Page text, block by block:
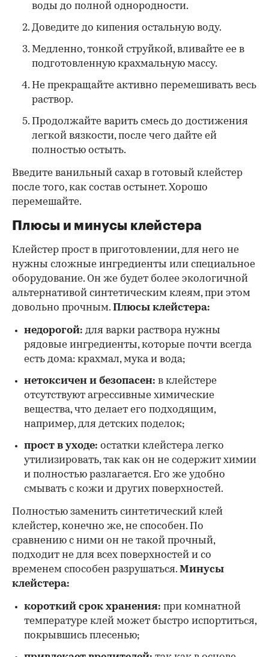
воды до полной однородности.
Доведите до кипения остальную воду.
Медленно, тонкой струйкой, вливайте ее в
подготовленную крахмальную массу.
Не прекращайте активно перемешивать весь
раствор.
Продолжайте варить смесь до достижения
легкой вязкости, после чего дайте ей
полностью остыть.
Введите ванильный сахар в готовый клейстер
после того, как состав остынет. Хорошо
перемешайте.
Плюсы и минусы клейстера
Клейстер прост в приготовлении, для него не
нужны сложные ингредиенты или специальное
оборудование. Он же будет более экологичной
альтернативой синтетическим клеям, при этом
довольно прочным. Плюсы клейстера:
недорогой: для варки раствора нужны
рядовые ингредиенты, которые почти всегда
есть дома: крахмал, мука и вода;
нетоксичен и безопасен: в клейстере
отсутствуют агрессивные химические
вещества, что делает его подходящим,
например, для детских поделок;
прост в уходе: остатки клейстера легко
утилизировать, так как он не содержит химии
и полностью разлагается. Его же удобно
смывать с кожи и других поверхностей.
Полностью заменить синтетический клей
клейстер, конечно же, не способен. По
сравнению с ними он не такой прочный,
подходит не для всех поверхностей и со
временем способен разрушаться. Минусы
клейстера:
короткий срок хранения: при комнатной
температуре клей может быстро испортиться,
покрывшись плесенью;